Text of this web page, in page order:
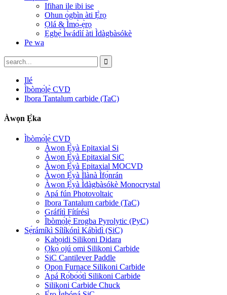
Ifihan ile ibi ise
Ohun ọ̀gbìn àti Ẹ̀rọ
Ọlá & Ìmọ̀-ẹ̀rọ
Ẹgbẹ́ Ìwádìí àti Ìdàgbàsókè
Pe wa
Ilé
Ìbòmọ́lẹ̀ CVD
Ibora Tantalum carbide (TaC)
Àwọn Ẹ̀ka
Ìbòmọ́lẹ̀ CVD
Àwọn Ẹ̀yà Epitaxial Si
Àwọn Ẹ̀yà Epitaxial SiC
Àwọn Ẹ̀yà Epitaxial MOCVD
Àwọn Ẹ̀yà Ìlànà Ìfọ́nrán
Àwọn Ẹ̀yà Ìdàgbàsókè Monocrystal
Apá fún Photovoltaic
Ibora Tantalum carbide (TaC)
Gráfítì Fítírésì
Ìbòmọ́lẹ̀ Erogba Pyrolytic (PyC)
Sẹ́rámíkì Sílíkónì Kábìdì (SiC)
Kabọidi Silikoni Didara
Ọkọ̀ ojú omi Silikoni Carbide
SiC Cantilever Paddle
Ọpọn Furnace Silikoni Carbide
Apá Rọ́bọ́ọ̀tì Silikoni Carbide
Silikoni Carbide Chuck